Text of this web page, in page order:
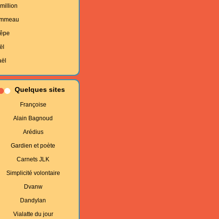
Quelques sites
Françoise
Alain Bagnoud
Arédius
Gardien et poète
Carnets JLK
Simplicité volontaire
Dvanw
Dandylan
Vialatte du jour